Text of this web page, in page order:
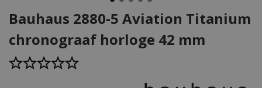
Bauhaus 2880-5 Aviation Titanium
chronograaf horloge 42 mm